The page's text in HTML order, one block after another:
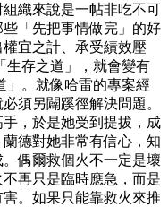
織來說是一帖非吃不可
「先把事情做完」的好
宜之計、承受績效壓
生存之道」，就會變有
」。就像哈雷的專案經
須另闢蹊徑解決問題。
，於是她受到提拔，成
德對她非常有信心，知
偶爾救個火不一定是壞
再只是臨時應急，而是
。如果只能靠救火來推